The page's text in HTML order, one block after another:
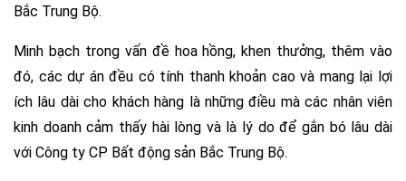
Bắc Trung Bộ.
Minh bạch trong vấn đề hoa hồng, khen thưởng, thêm vào
đó, các dự án đều có tính thanh khoản cao và mang lại lợi
ích lâu dài cho khách hàng là những điều mà các nhân viên
kinh doanh cảm thấy hài lòng và là lý do để gắn bó lâu dài
với Công ty CP Bất động sản Bắc Trung Bộ.